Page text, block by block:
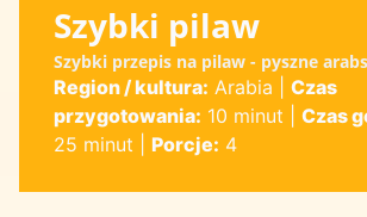
Szybki pilaw
Szybki przepis na pilaw - pyszne
Region / kultura: Arabia
Czas
przygotowania: 10 minut
Czas
25 minut
Porcje: 4